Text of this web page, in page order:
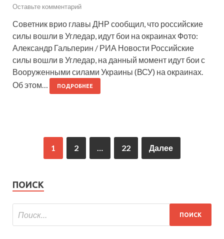
Оставьте комментарий
Советник врио главы ДНР сообщил, что российские
силы вошли в Угледар, идут бои на окраинах Фото:
Александр Гальперин / РИА Новости Российские
силы вошли в Угледар, на данный момент идут бои с
Вооруженными силами Украины (ВСУ) на окраинах.
Об этом…
ПОДРОБНЕЕ
1 2 … 22 Далее
ПОИСК